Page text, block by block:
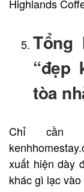
Highlands
Tổng
“đẹp
tòa
Chỉ cần
xuất hiện dày
khác gì lạc